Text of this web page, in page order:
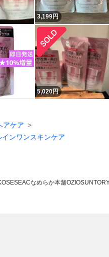
3,199円
5,020円
アケア
インワンスキンケア
SEACなめらか本舗OZIO